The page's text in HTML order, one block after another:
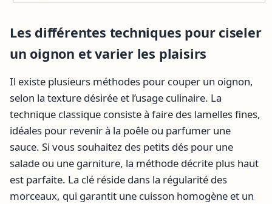
Les différentes techniques pour ciseler
un oignon et varier les plaisirs
Il existe plusieurs méthodes pour couper un oignon,
selon la texture désirée et l’usage culinaire. La
technique classique consiste à faire des lamelles fines,
idéales pour revenir à la poêle ou parfumer une
sauce. Si vous souhaitez des petits dés pour une
salade ou une garniture, la méthode décrite plus haut
est parfaite. La clé réside dans la régularité des
morceaux, qui garantit une cuisson homogène et un